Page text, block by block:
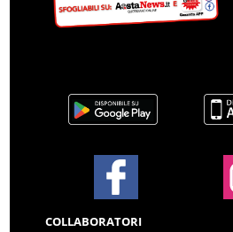
COLLABORATORI